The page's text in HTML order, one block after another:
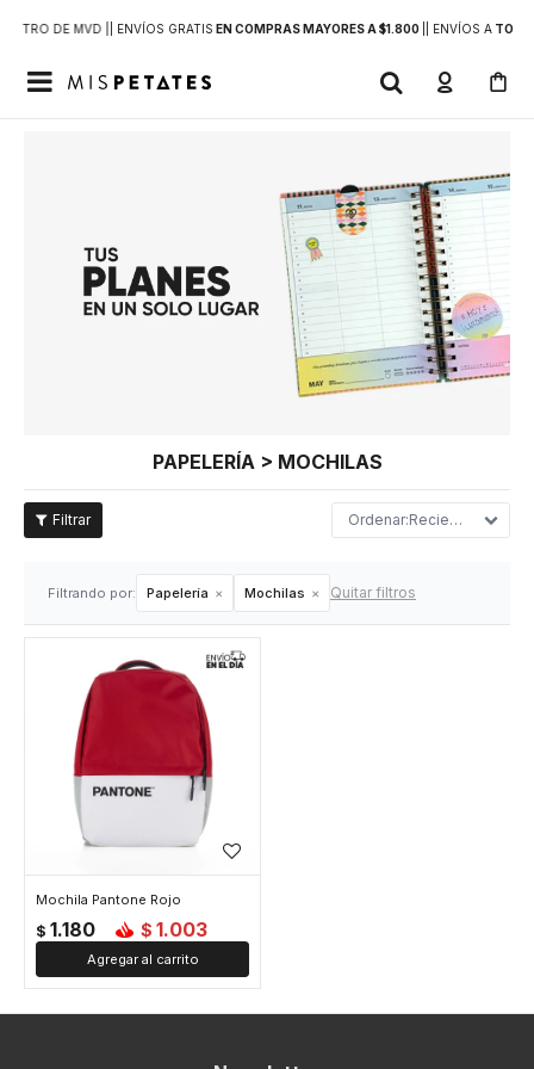
DE MVD | | ENVÍOS GRATIS EN COMPRAS MAYORES A $1.800 | ENVÍOS ATODO

PAPELERÍA > MOCHILAS
Recientes
Filtrando por: Papelería Mochilas Quitar filtros
Mochila Pantone Rojo
$ 1.180 $ 1.003